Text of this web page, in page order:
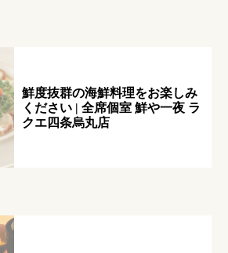
鮮度抜群の海鮮料理をお楽しみ
ください | 全席個室 鮮や一夜 ラ
クエ四条烏丸店